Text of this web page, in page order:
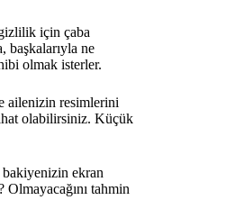
için çaba
başkalarıyla ne
olmak isterler.
ailenizin resimlerini
olabilirsiniz. Küçük
bakiyenizin ekran
tahmin